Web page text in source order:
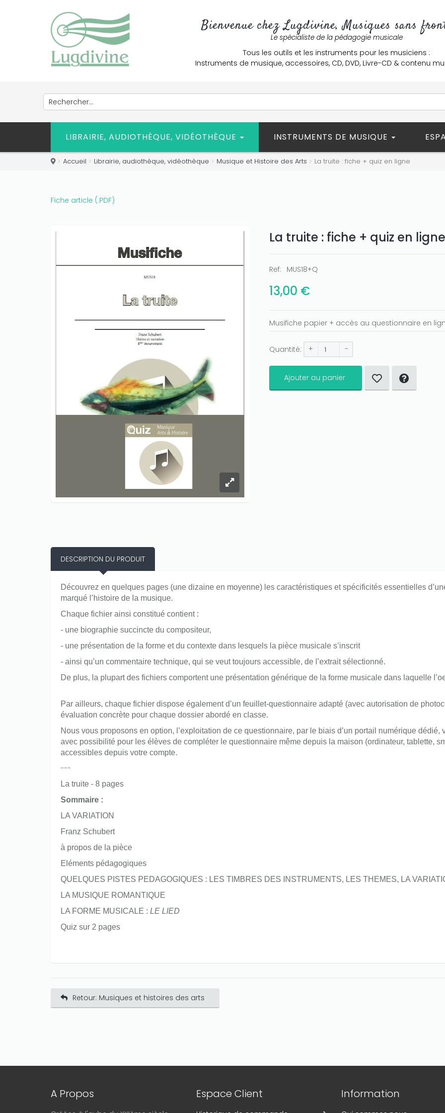
Bienvenue chez Lugdivine, Musiques sans
Le spécialiste de la pédagogie musicale
Tous les outils et les instruments pour les musiciens :
Instruments de musique, accessoires, CD, DVD, Livre-CD & contenu
LIBRAIRIE, AUDIOTHÈQUE, VIDÉOTHÈQUE INSTRUMENTS DE MUSIQUE
Accueil Librairie, audiothèque, vidéothèque Musique et Histoire des Arts La truite : fiche + quiz en ligne
Fiche article (.PDF)
La truite : fiche + quiz en ligne
Ref: MUS18+Q
13,00 €
Musifiche papier + accès au questionnaire en
Quantité: + -
Ajouter au panier
DESCRIPTION DU PRODUIT
Découvrez en quelques pages (une dizaine en moyenne) les caractéristiques et spécificités essentielles
marqué l’histoire de la musique.
Chaque fichier ainsi constitué contient :
- une biographie succincte du compositeur,
- une présentation de la forme et du contexte dans lesquels la pièce musicale s’inscrit
- ainsi qu’un commentaire technique, qui se veut toujours accessible, de l’extrait sélectionné.
De plus, la plupart des fichiers comportent une présentation générique de la forme musicale dans laquelle
Par ailleurs, chaque fichier dispose également d’un feuillet-questionnaire adapté (avec autorisation de
évaluation concrète pour chaque dossier abordé en classe.
Nous vous proposons en option, l’exploitation de ce questionnaire, par le biais d’un portail numérique dédié,
avec possibilité pour les élèves de compléter le questionnaire même depuis la maison (ordinateur, tablette,
accessibles depuis votre compte.
---
La truite - 8 pages
Sommaire :
LA VARIATION
Franz Schubert
à propos de la pièce
Eléments pédagogiques
QUELQUES PISTES PEDAGOGIQUES : LES TIMBRES DES INSTRUMENTS, LES THEMES, LA
LA MUSIQUE ROMANTIQUE
LA FORME MUSICALE : LE LIED
Quiz sur 2 pages
Retour: Musiques et histoires des arts
A Propos
if you really
want to win a huge amount on your
Espace Client Information